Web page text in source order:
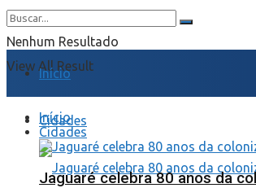
Nenhum Resultado
View All Result
Início
Cidades
Início
Cidades
Jaguaré celebra 80 anos da